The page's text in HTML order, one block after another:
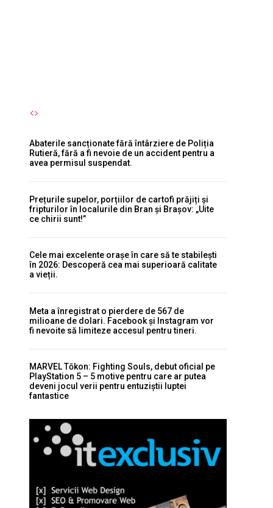
Abaterile sancționate fără întârziere de Poliția
Rutieră, fără a fi nevoie de un accident pentru a
avea permisul suspendat.
Prețurile supelor, porțiilor de cartofi prăjiți și
fripturilor în localurile din Bran și Brașov: „Uite
ce chirii sunt!”
Cele mai excelente orașe în care să te stabilești
în 2026: Descoperă cea mai superioară calitate
a vieții.
Meta a înregistrat o pierdere de 567 de
milioane de dolari. Facebook și Instagram vor
fi nevoite să limiteze accesul pentru tineri.
MARVEL Tōkon: Fighting Souls, debut oficial pe
PlayStation 5 – 5 motive pentru care ar putea
deveni jocul verii pentru entuziștii luptei
fantastice